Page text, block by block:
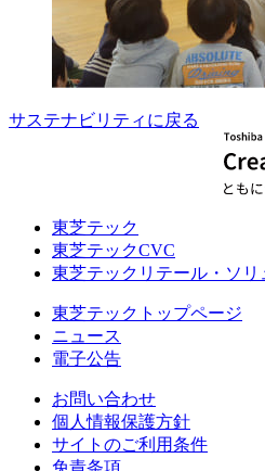
サステナビリティに戻る
東芝テック
東芝テックCVC
東芝テックリテール・ソリ
東芝テックトップページ
ニュース
電子公告
お問い合わせ
個人情報保護方針
サイトのご利用条件